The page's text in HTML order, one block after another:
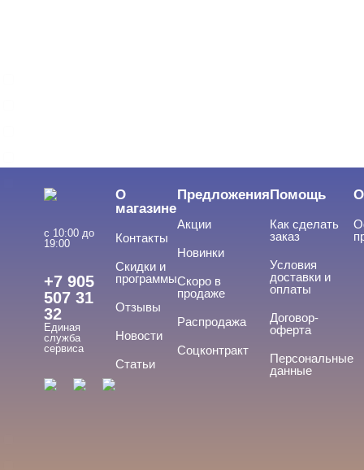
ЦЕНА Cвернуть
ПРИМЕНЕНИЕ Cвернуть
с 10:00 до
19:00
+7 905
507 31
32
Единая
служба
сервиса
О
магазине
Контакты
Скидки и
программы
Отзывы
Новости
Статьи
Предложения
Акции
Новинки
Скоро в
продаже
Распродажа
Соцконтракт
Помощь
Как сделать
заказ
Условия
доставки и
оплаты
Договор-
оферта
Персональные
данные